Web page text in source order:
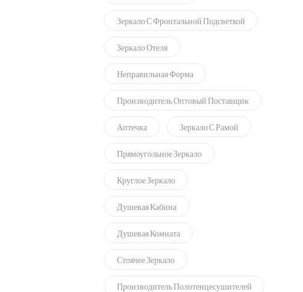
Зеркало С Фронтальной Подсветкой
Зеркало Отеля
Неправильная Форма
Производитель Оптовый Поставщик
Аптечка Зеркало С Рамой
Прямоугольное Зеркало
Круглое Зеркало
Душевая Кабина
Душевая Комната
Стоячее Зеркало
Производитель Полотенцесушителей